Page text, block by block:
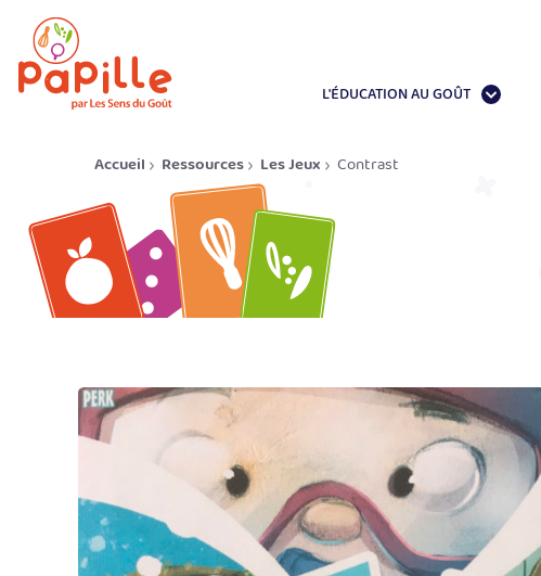
L'ÉDUCATION AU GOÛT
Accueil Ressources Les Jeux Contrast